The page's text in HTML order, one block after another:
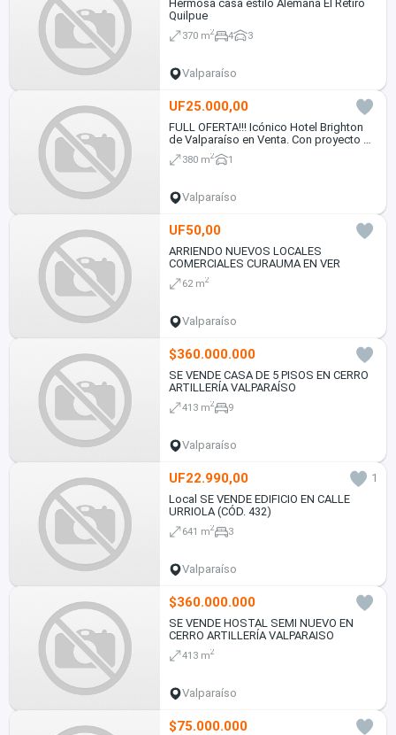
Hermosa casa estilo Alemana El Retiro
Quilpue
370 m2 4 3
Valparaíso
UF25.000,00
FULL OFERTA!!! Icónico Hotel Brighton
de Valparaíso en Venta. Con proyecto de
Ampliación!!!
380 m2 1
Valparaíso
UF50,00
ARRIENDO NUEVOS LOCALES
COMERCIALES CURAUMA EN VER
62 m2
Valparaíso
$360.000.000
SE VENDE CASA DE 5 PISOS EN CERRO
ARTILLERÍA VALPARAÍSO
413 m2 9
Valparaíso
UF22.990,00
1
Local SE VENDE EDIFICIO EN CALLE
URRIOLA (CÓD. 432)
641 m2 3
Valparaíso
$360.000.000
SE VENDE HOSTAL SEMI NUEVO EN
CERRO ARTILLERÍA VALPARAISO
413 m2
Valparaíso
$75.000.000